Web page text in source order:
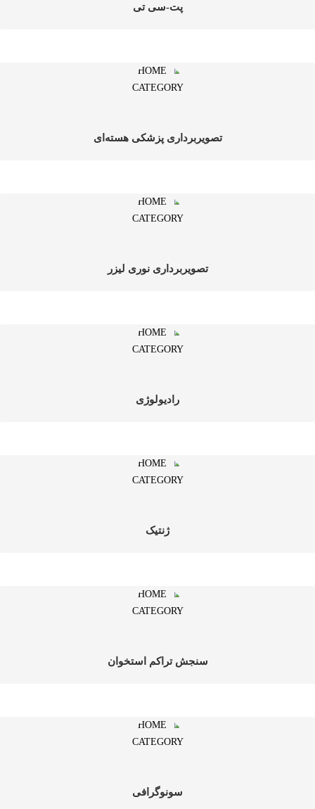
پت-سی تی
تصویربرداری پزشکی هسته‌ای
تصویربرداری نوری لیزر
رادیولوژی
ژنتیک
سنجش تراکم استخوان
سونوگرافی